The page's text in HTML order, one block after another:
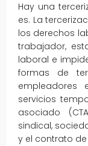
Hay una
es. La
los derechos
trabajador,
laboral e
formas de
empleadores
servicios
asociado
sindical,
y el contrato